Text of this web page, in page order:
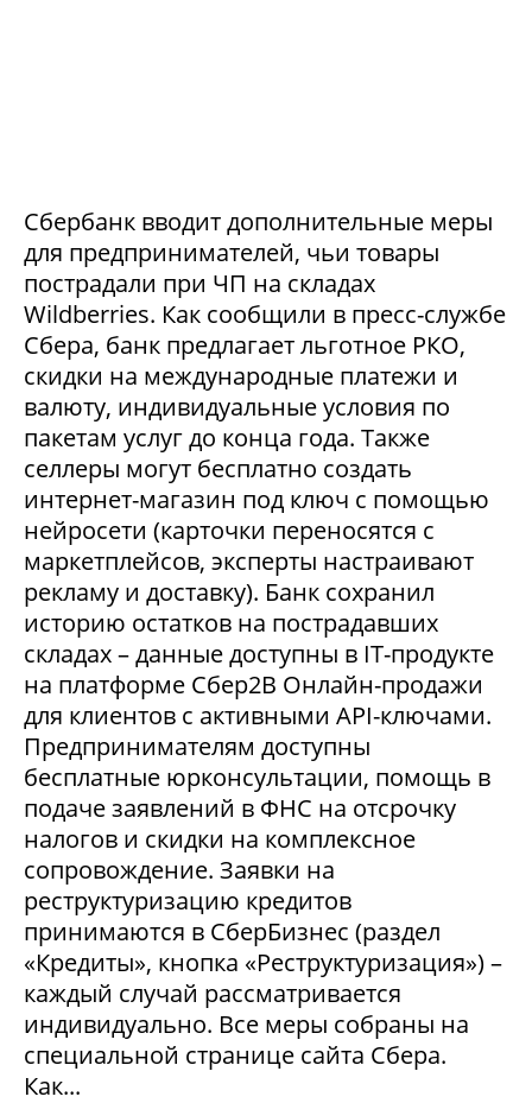
Сбербанк вводит дополнительные меры
для предпринимателей, чьи товары
пострадали при ЧП на складах
Wildberries. Как сообщили в пресс-службе
Сбера, банк предлагает льготное РКО,
скидки на международные платежи и
валюту, индивидуальные условия по
пакетам услуг до конца года. Также
селлеры могут бесплатно создать
интернет-магазин под ключ с помощью
нейросети (карточки переносятся с
маркетплейсов, эксперты настраивают
рекламу и доставку). Банк сохранил
историю остатков на пострадавших
складах – данные доступны в IT-продукте
на платформе Сбер2В Онлайн-продажи
для клиентов с активными API-ключами.
Предпринимателям доступны
бесплатные юрконсультации, помощь в
подаче заявлений в ФНС на отсрочку
налогов и скидки на комплексное
сопровождение. Заявки на
реструктуризацию кредитов
принимаются в СберБизнес (раздел
«Кредиты», кнопка «Реструктуризация») –
каждый случай рассматривается
индивидуально. Все меры собраны на
специальной странице сайта Сбера.
Как...